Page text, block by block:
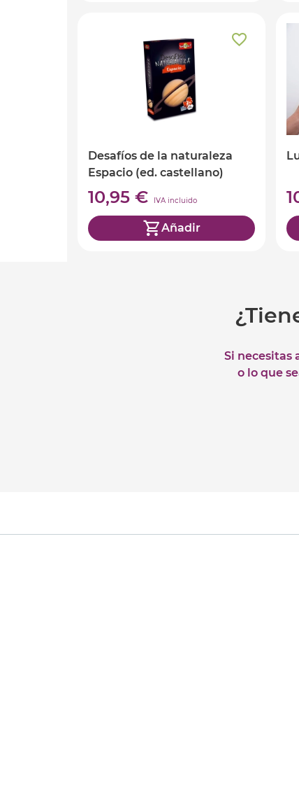
Desafíos de la naturaleza
Espacio (ed. castellano)
10,95 € IVA incluido
Añadir
Si necesitas
o lo que